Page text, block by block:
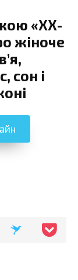
«ХХ-
жіноче
сон і